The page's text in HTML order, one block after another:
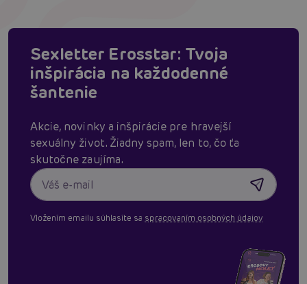
Sexletter Erosstar: Tvoja
inšpirácia na každodenné
šantenie
Akcie, novinky a inšpirácie pre hravejší
sexuálny život. Žiadny spam, len to, čo ťa
skutočne zaujíma.
Vložením emailu súhlasíte sa spracovaním osobných údajov